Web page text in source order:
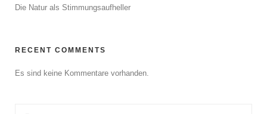
Die Natur als Stimmungsaufheller
RECENT COMMENTS
Es sind keine Kommentare vorhanden.